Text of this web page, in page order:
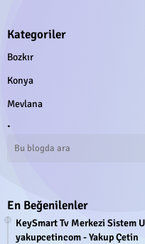
Kategoriler
Bozkır
Konya
Mevlana
.
En Beğenilenler
KeySmart Tv Merkezi Sistem
yakupcetincom - Yakup Çetin